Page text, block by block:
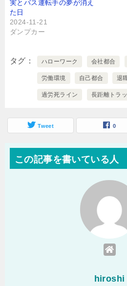
実とバス運転手の夢が消え
た日
2024-11-21
ダンプカー
タグ ハローワーク 会社都合
労働環境 自己都合 退
過労死ライン 長距離トラ
Tweet 0
この記事を書いている人
hiroshi